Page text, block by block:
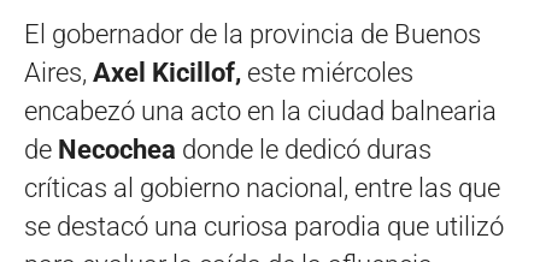
El gobernador de la provincia de Buenos
Aires, Axel Kicillof, este miércoles
encabezó una acto en la ciudad balnearia
de Necochea donde le dedicó duras
críticas al gobierno nacional, entre las que
se destacó una curiosa parodia que utilizó